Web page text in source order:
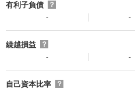
有利子負債
？
-
-
繰越損益
？
-
-
自己資本比率
？